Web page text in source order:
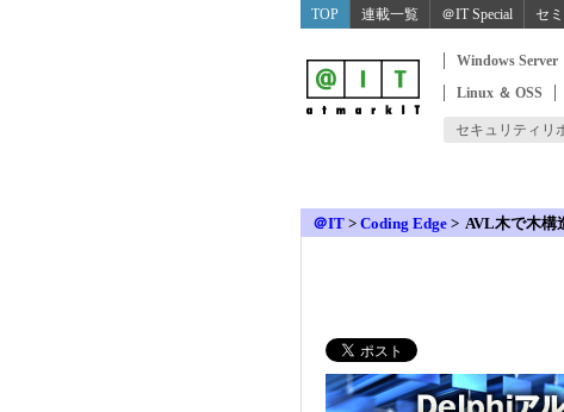
TOP 連載一覧 ＠IT Special セ
Windows Server
Linux ＆ OSS
セキュリティリ
＠IT > Coding Edge > AVL木で木構